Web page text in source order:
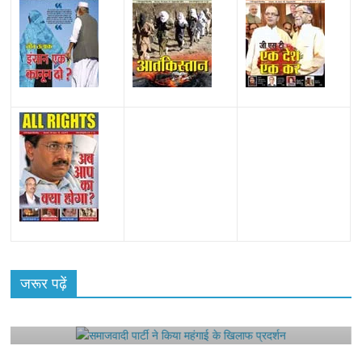
जरूर पढ़ें
राजनीतिक
समाजवादी पार्टी ने किया महंगाई के खिलाफ प्रदर्शन